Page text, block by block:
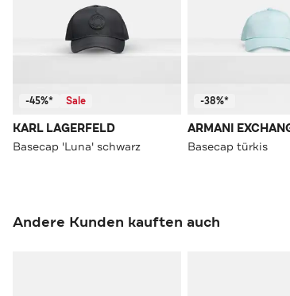
-45%* Sale
KARL LAGERFELD
Basecap 'Luna' schwarz
-38%*
ARMANI
Basecap türkis
Andere Kunden kauften auch